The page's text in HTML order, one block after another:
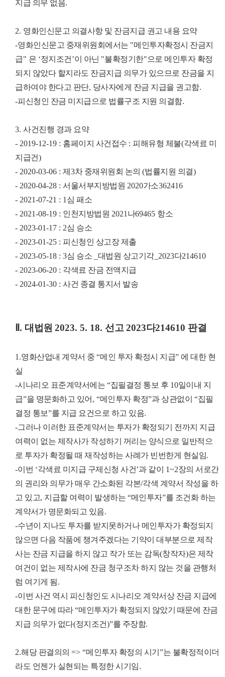
지급 의무 없음.
2. 영화인신문고 의결사항 및 잔금지급 권고 내용 요약
-영화인신문고 중재위원회에서는 "메인투자확정시 잔금지
급" 은 ‘정지조건 ’이 아닌 "불확정기한"으로 메인투자 확정
되지 않았다 할지라도 잔금지급 의무가 있으므로 잔금을 지
급하여야 한다고 판단, 당사자에게 잔금 지급을 권고함.
-피신청인 잔금 미지급으로 법률구조 지원 의결함.
3. 사건진행 경과 요약
- 2019-12-19 : 홈페이지 사건접수 : 피해유형 체불(각색료 미
지급건)
- 2020-03-06 : 제 3차 중재위원회 논의 (법률지원 의결)
- 2020-04-28 : 서울서부지방법원 2020가소362416
- 2021-07-21 : 1 심 패소
- 2021-08-19 : 인천지방법원 2021 나69465 항소
- 2023-01-17 : 2심 승소
- 2023-01-25 : 피신청인 상고장 제출
- 2023-05-18 : 3심 승소 대법원 상고기각_2023다214610
- 2023-06-20 : 각색료 잔금 전액지급
- 2024-01-30 : 사건 종결 통지서 발송
. 대법원 2023. 5. 18. 선고 2023다214610 판결
1.영화산업내 계약서 중 “메인 투자 확정시 지급” 에 대한 현
실
-시나리오 표준계약서에는 “집필결정 통보 후 10일이내 지
급”을 명문화하고 있어 , “메인투자 확정”과 상관없이 “집필
결정 통보”를 지급 요건으로 하고 있음.
-그러나 이러한 표준계약서는 투자가 확정되기 전까지 지급
여력이 없는 제작사가 작성하기 꺼리는 양식으로 일반적으
로 투자가 확정될 때 재작성하는 사례가 빈번한게 현실임.
-이번 ‘각색료 미지급 구제신청 사건’과 같이 1~2장의 서로간
의 권리와 의무가 매우 간소화된 각본/각색 계약서 작성을 하
고 있고, 지급할 여력이 발생하는 “메인투자”를 조건화 하는
계약서가 명문화되고 있음.
-수년이 지나도 투자를 받지못하거나 메인투자가 확정되지
않으면 다음 작품에 챙겨주겠다는 기약이 대부분으로 제작
사는 잔금 지급을 하지 않고 작가 또는 감독(창작자)은 제작
여건이 없는 제작사에 잔금 청구조차 하지 않는 것을 관행처
럼 여기게 됨.
-이번 사건 역시 피신청인도 시나리오 계약서상 잔금 지급에
대한 문구에 따라“메인투자가 확정되지 않았기 때문에 잔금
지급 의무가 없다(정지조건)”를 주장함.
2.해당 판결의의 => “메인투자 확정의 시기 ”는 불확정적이더
라도 언젠가 실현되는 특정한 시기임.